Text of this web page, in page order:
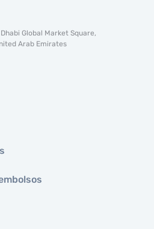
Global Market Square,
Arab Emirates